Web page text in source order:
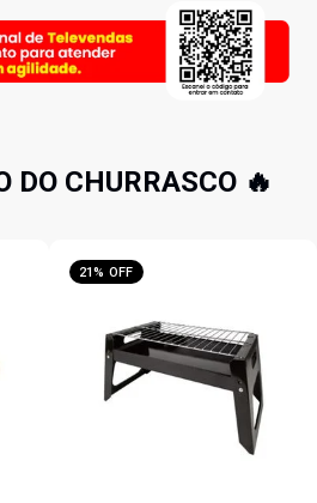
DO CHURRASCO 🔥
16% OFF